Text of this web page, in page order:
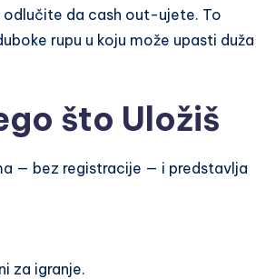
odlučite da cash out-ujete. To
rupu u koju može upasti duža
što Uložiš
— bez registracije — i predstavlja
za igranje.